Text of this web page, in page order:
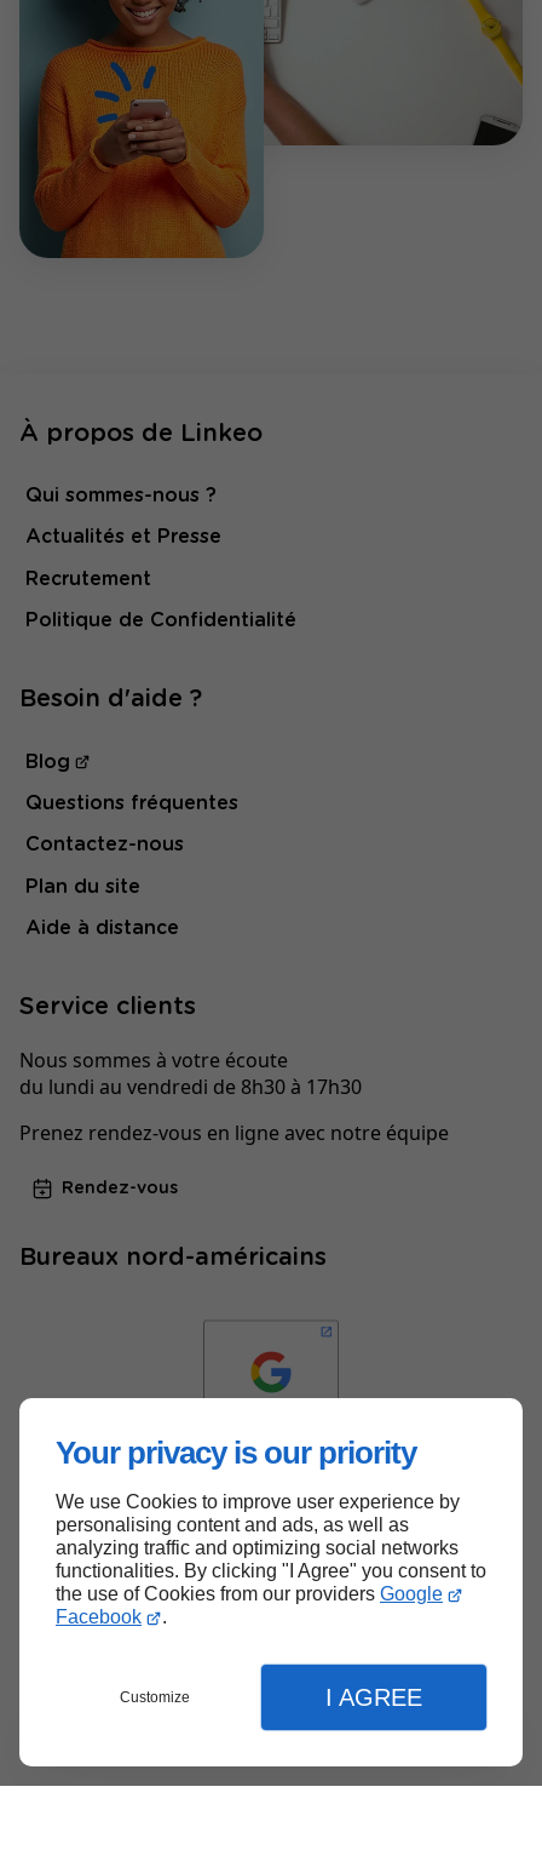
Your privacy is our priority
We use Cookies to improve user experience by
personalising content and ads, as well as
analyzing traffic and optimizing social networks
functionalities. By clicking "I Agree" you consent to
the use of Cookies from our providers Google
Facebook
.
Customize I AGREE
À propos de Linkeo
Qui sommes-nous ?
Actualités et Presse
Recrutement
Politique de Confidentialité
Besoin d'aide ?
Blog
Questions fréquentes
Contactez-nous
Plan du site
Aide à distance
Service clients
Nous sommes à votre écoute
du lundi au vendredi de 8h30 à 17h30
Prenez rendez-vous en ligne avec notre équipe
Rendez-vous
Bureaux nord-américains
Haut de page